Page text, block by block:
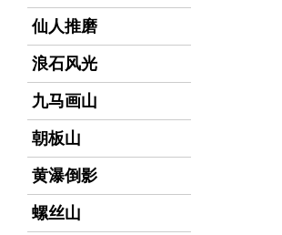
仙人推磨
浪石风光
九马画山
朝板山
黄瀑倒影
螺丝山